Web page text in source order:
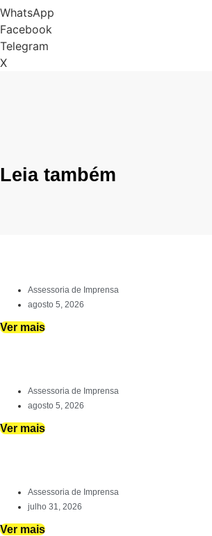
WhatsApp
Facebook
Telegram
X
Leia também
Assessoria de Imprensa
agosto 5, 2026
Ver mais
Assessoria de Imprensa
agosto 5, 2026
Ver mais
Assessoria de Imprensa
julho 31, 2026
Ver mais